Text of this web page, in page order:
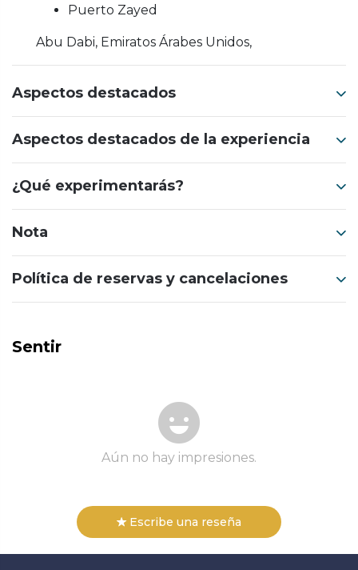
Puerto Zayed
Abu Dabi, Emiratos Árabes Unidos,
Aspectos destacados
Aspectos destacados de la experiencia
¿Qué experimentarás?
Nota
Política de reservas y cancelaciones
Sentir
Aún no hay impresiones.
Escribe una reseña